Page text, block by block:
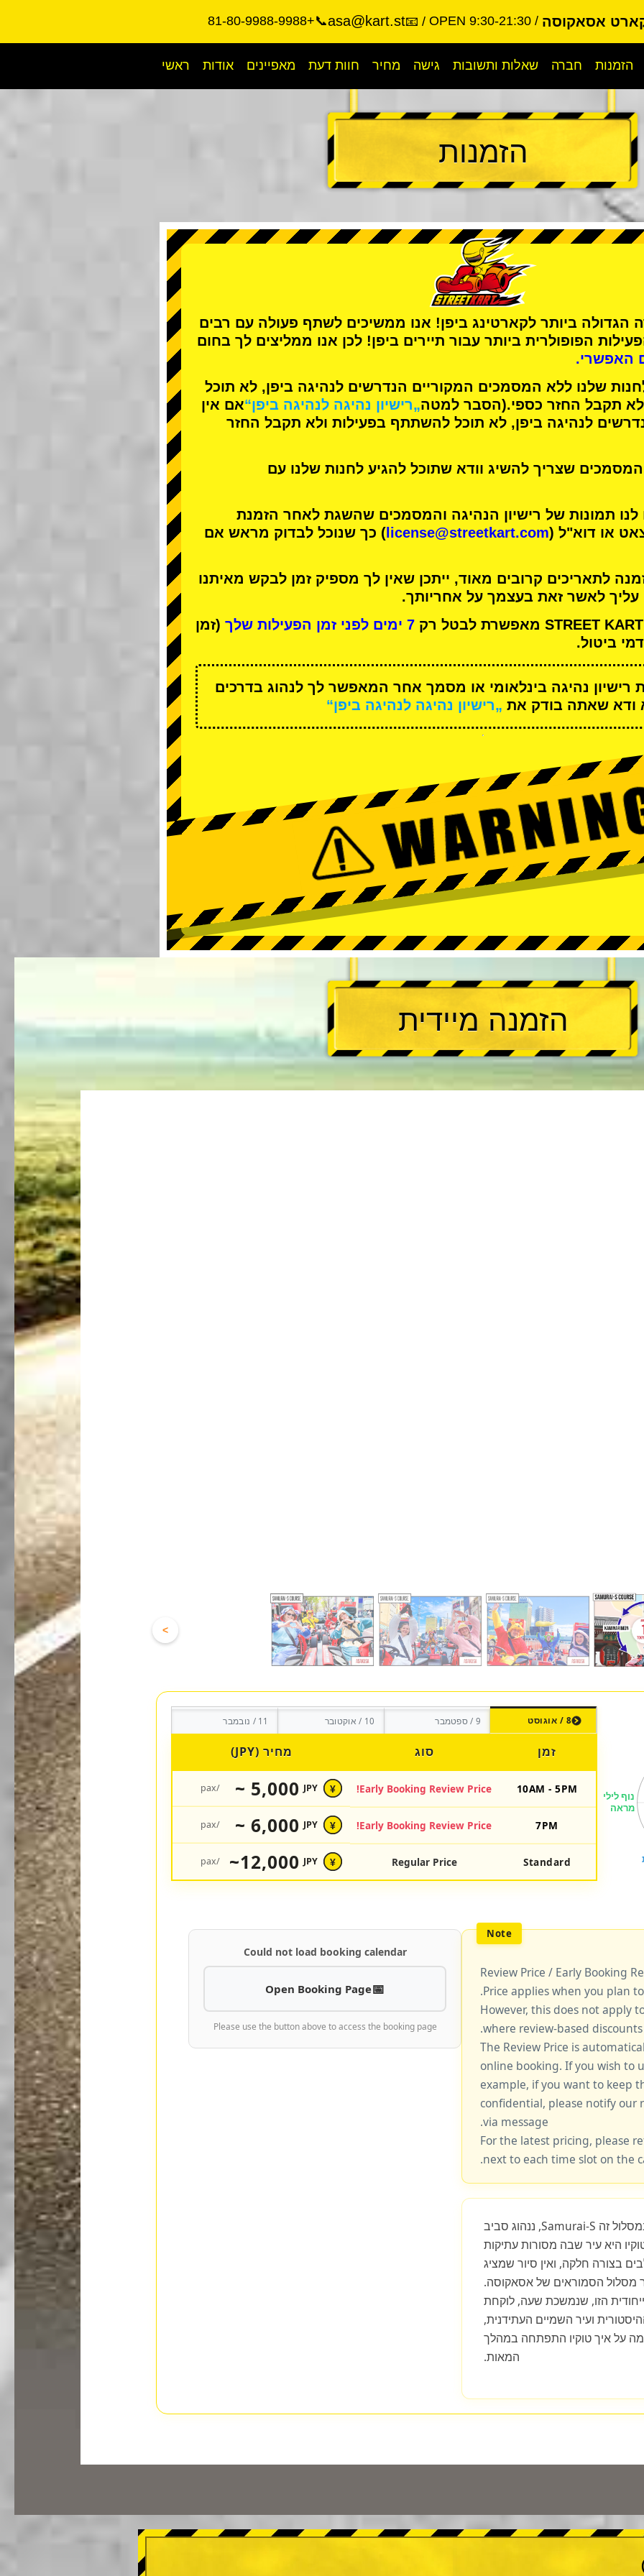
אסאקוסה 📞+81-80-9988-9988 📧
asa@kart.st OPEN 9:30-21:30
ראשי אודות מאפיינים חוות דעת מחיר גישה שאלות ותשובות חברה הזמנות
הזמנות
הגדולה ביותר לקארטינג ביפן! אנו ממשיכים לשתף פעולה עם רבים
הפופולרית ביותר עבור תיירים ביפן! לכן אנו ממליצים לך בחום
האפשרי.
שלנו ללא המסמכים המקוריים הנדרשים לנהיגה ביפן, לא תוכל
תקבל החזר כספי.(הסבר למטה„רישיון נהיגה לנהיגה ביפן“אם אין
לנהיגה ביפן, לא תוכל להשתתף בפעילות ולא תקבל החזר
שצריך להשיג וודא שתוכל להגיע לחנות שלנו עם
לנו תמונות של רישיון הנהיגה והמסמכים שהשגת לאחר הזמנת
או דוא"ל (license@streetkart.com ) כך שנוכל לבדוק מראש אם
לתאריכים קרובים מאוד, ייתכן שאין לך מספיק זמן לבקש מאיתנו
לאשר זאת בעצמך על אחריותך.
7 ימים לפני זמן הפעילות שלך
(זמן
ביטול.
רישיון נהיגה בינלאומי או מסמך אחר המאפשר לך לנהוג בדרכים
ודא שאתה בודק את „רישיון נהיגה לנהיגה ביפן“
הזמנה מיידית
>
8 / אוגוסט 9 / ספטמבר 10 / אוקטובר 11 / נובמבר
זמן סוג מחיר (JPY)
10AM - 5PM
Early Booking Review Price!
¥
JPY
5,000 ~
/pax
7PM
Early Booking Review Price!
¥
JPY
6,000 ~
/pax
Standard
Regular Price
¥
JPY
12,000~
/pax
Review Price / Early Booking
Price applies when you plan
However, this does not apply
where review-based
**The Review Price is
online booking. If you wish to
example, if you want to keep
confidential, please notify our
via message.
For the latest pricing, please
next to each time slot on the
כ-45 דקות עד שעה אחת. במסלול זה Samurai-S, ננהוג סביב
היא עיר שבה מסורות עתיקות
בצורה חלקה, ואין סיור שמציג
מסלול הסמוראים של אסאקוסה.
הזו, שנמשכת שעה, לוקחת
ועיר השמיים העתידנית,
על איך טוקיו התפתחה במהלך
המאות.
Could not load booking calendar
Open Booking Page
Please use the button above to access the booking page